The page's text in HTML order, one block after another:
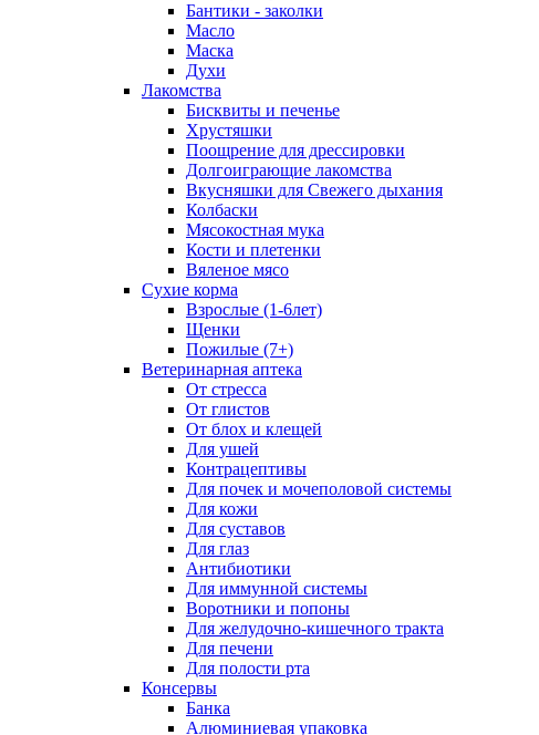
Бантики - заколки
Масло
Маска
Духи
Лакомства
Бисквиты и печенье
Хрустяшки
Поощрение для дрессировки
Долгоиграющие лакомства
Вкусняшки для Свежего дыхания
Колбаски
Мясокостная мука
Кости и плетенки
Вяленое мясо
Сухие корма
Взрослые (1-6лет)
Щенки
Пожилые (7+)
Ветеринарная аптека
От стресса
От глистов
От блох и клещей
Для ушей
Контрацептивы
Для почек и мочеполовой системы
Для кожи
Для суставов
Для глаз
Антибиотики
Для иммунной системы
Воротники и попоны
Для желудочно-кишечного тракта
Для печени
Для полости рта
Консервы
Банка
Алюминиевая упаковка